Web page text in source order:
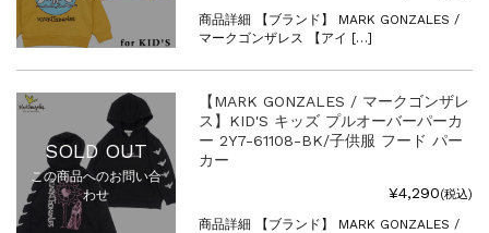
商品詳細 【ブランド】 MARK GONZALES /
マークゴンザレス 【アイ […]
SOLD OUT
この商品へのお問い合
わせ
【MARK GONZALES / マークゴンザレ
ス】KID'S キッズ プルオーバーパーカ
ー 2Y7-61108-BK/子供服 フード パー
カー
¥4,290(税込)
商品詳細 【ブランド】 MARK GONZALES /